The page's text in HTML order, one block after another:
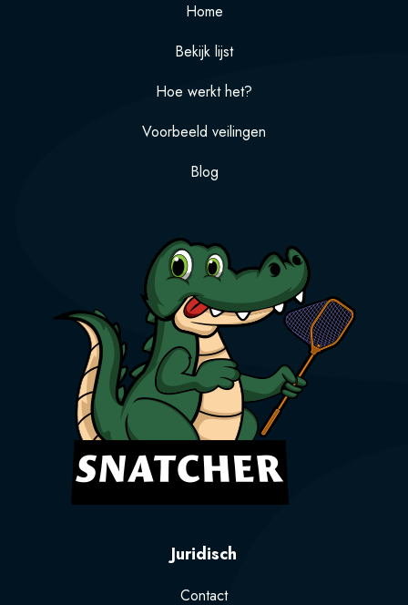
Home
Bekijk lijst
Hoe werkt het?
Voorbeeld veilingen
Blog
Juridisch
Contact